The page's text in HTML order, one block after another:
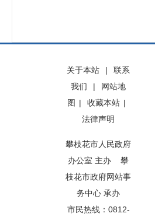
关于本站 |
联系
我们
|
网站地
图 | 收藏本站 |
法律声明
攀枝花市人民政府
办公室 主办 攀
枝花市政府网站事
务中心 承办
市民热线：0812-